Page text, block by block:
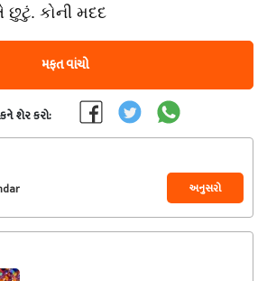
છુટું. કોની મદદ
મફત વાંચો
શેર કરો:
અનુસરો